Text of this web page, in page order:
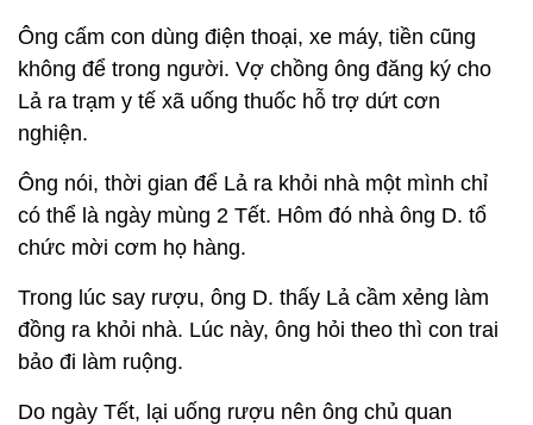
Ông cấm con dùng điện thoại, xe máy, tiền cũng
không để trong người. Vợ chồng ông đăng ký cho
Lả ra trạm y tế xã uống thuốc hỗ trợ dứt cơn
nghiện.
Ông nói, thời gian để Lả ra khỏi nhà một mình chỉ
có thể là ngày mùng 2 Tết. Hôm đó nhà ông D. tổ
chức mời cơm họ hàng.
Trong lúc say rượu, ông D. thấy Lả cầm xẻng làm
đồng ra khỏi nhà. Lúc này, ông hỏi theo thì con trai
bảo đi làm ruộng.
Do ngày Tết, lại uống rượu nên ông chủ quan